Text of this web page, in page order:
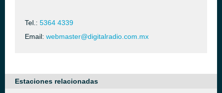
Tel.: 5364 4339
Email: webmaster@digitalradio.com.mx
Estaciones relacionadas